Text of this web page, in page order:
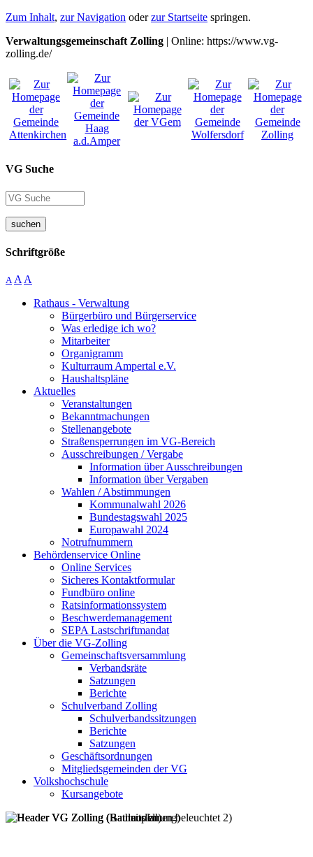
Zum Inhalt, zur Navigation oderzur Startseite springen.
Verwaltungsgemeinschaft Zolling | Online: https://www.vg-
zolling.de/
VG Suche
suchen
Schriftgröße
A A A
Rathaus - Verwaltung
Bürgerbüro und Bürgerservice
Was erledige ich wo?
Mitarbeiter
Organigramm
Kulturraum Ampertal e.V.
Haushaltspläne
Aktuelles
Veranstaltungen
Bekanntmachungen
Stellenangebote
Straßensperrungen im VG-Bereich
Ausschreibungen / Vergabe
Information über Ausschreibungen
Information über Vergaben
Wahlen / Abstimmungen
Kommunalwahl 2026
Bundestagswahl 2025
Europawahl 2024
Notrufnummern
Behördenservice Online
Online Services
Sicheres Kontaktformular
Fundbüro online
Ratsinformationssystem
Beschwerdemanagement
SEPA Lastschriftmandat
Über die VG-Zolling
Gemeinschaftsversammlung
Verbandsräte
Satzungen
Berichte
Schulverband Zolling
Schulverbandssitzungen
Berichte
Satzungen
Geschäftsordnungen
Mitgliedsgemeinden der VG
Volkshochschule
Kursangebote